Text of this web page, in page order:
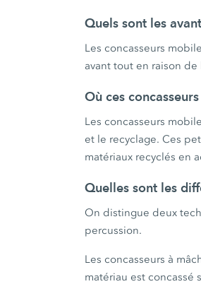
Quels sont les
Les concasseurs
avant tout en raison
Où ces
Les concasseurs
et le recyclage. Ces
matériaux recyclés en
Quelles sont les
On distingue deux
percussion.
Les concasseurs à
matériau est concassé